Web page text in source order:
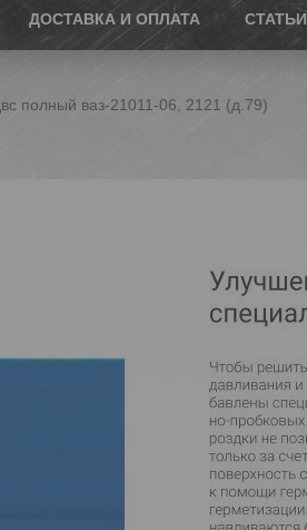
ДОСТАВКА И ОПЛАТА СТАТЬИ
полный ваз-21011-06, 2121 (д.79)